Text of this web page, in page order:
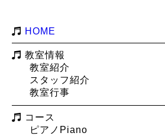
HOME
教室情報
教室紹介
スタッフ紹介
教室行事
コース
ピアノPiano